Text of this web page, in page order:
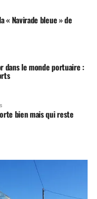
« Navirade bleue » de
dans le monde portuaire :
bien mais qui reste